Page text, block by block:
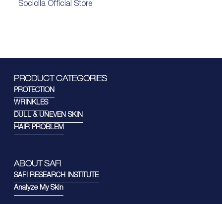
Sociolla Official Store
PRODUCT CATEGORIES
PROTECTION
WRINKLES
DULL & UNEVEN SKIN
HAIR PROBLEM
ABOUT SAFI
SAFI RESEARCH INSTITUTE
Analyze My Skin